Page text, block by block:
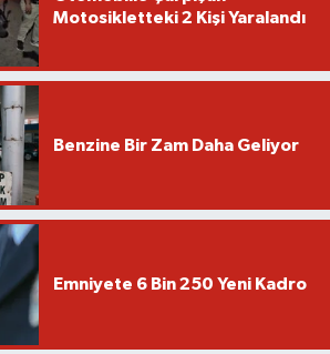
Motosikletteki 2 Kişi Yaralandı
Benzine Bir Zam Daha Geliyor
Emniyete 6 Bin 250 Yeni Kadro